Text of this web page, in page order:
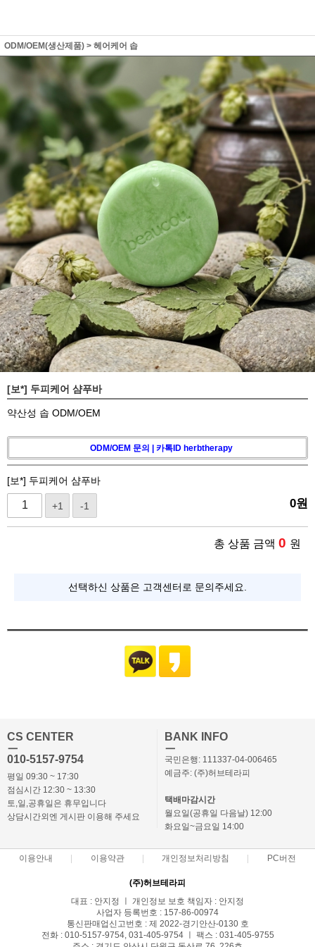
ODM/OEM(생산제품) > 헤어케어 솝
[보*] 두피케어 샴푸바
약산성 솝 ODM/OEM
ODM/OEM 문의 | 카톡ID herbtherapy
[보*] 두피케어 샴푸바
+1 -1 0원
총 상품 금액 0 원
선택하신 상품은 고객센터로 문의주세요.
CS CENTER
ㅡ
010-5157-9754
평일 09:30 ~ 17:30
점심시간 12:30 ~ 13:30
토,일,공휴일은 휴무입니다
상담시간외엔 게시판 이용해 주세요
BANK INFO
ㅡ
국민은행: 111337-04-006465
예금주: (주)허브테라피
택배마감시간
월요일(공휴일 다음날) 12:00
화요일~금요일 14:00
이용안내 이용약관 개인정보처리방침 PC버전
(주)허브테라피
대표 : 안지정 ㅣ 개인정보 보호 책임자 : 안지정
사업자 등록번호 : 157-86-00974
통신판매업신고번호 : 제 2022-경기안산-0130 호
전화 : 010-5157-9754, 031-405-9754 ㅣ 팩스 : 031-405-9755